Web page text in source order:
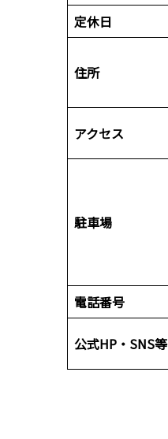
定休日
住所
アクセス
駐車場
電話番号
公式HP・SNS等